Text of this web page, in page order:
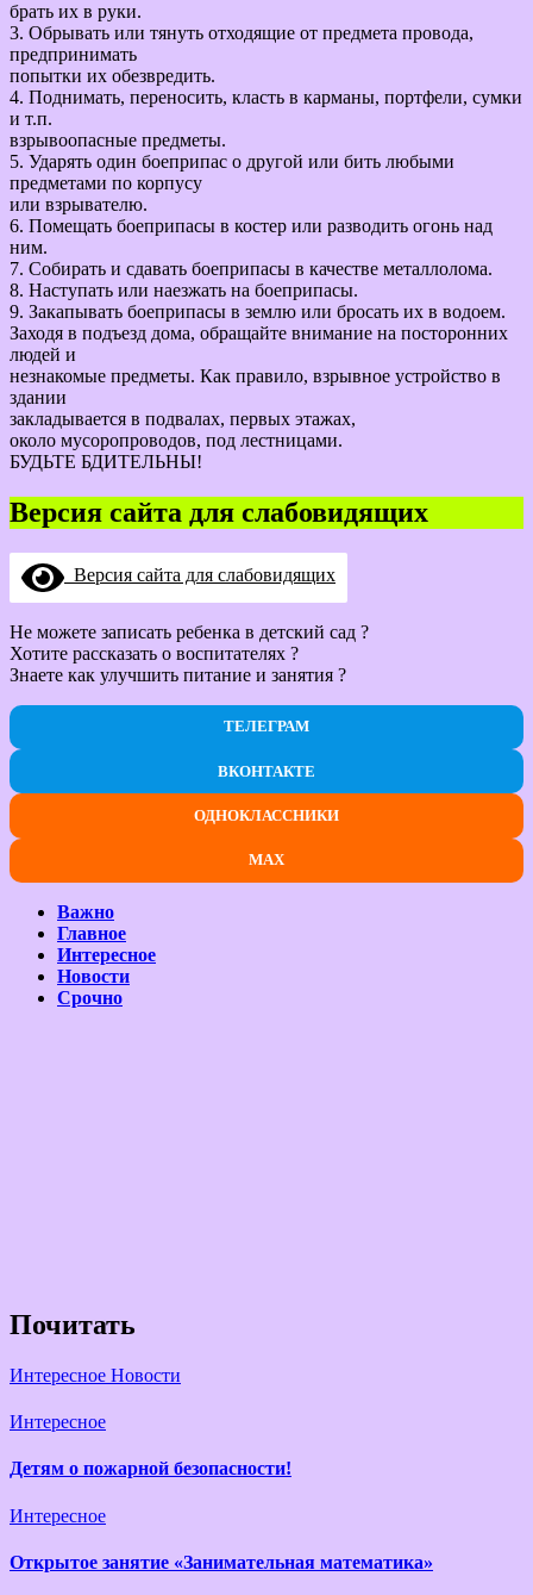
брать их в руки.
3. Обрывать или тянуть отходящие от предмета провода,
предпринимать
попытки их обезвредить.
4. Поднимать, переносить, класть в карманы, портфели, сумки
и т.п.
взрывоопасные предметы.
5. Ударять один боеприпас о другой или бить любыми
предметами по корпусу
или взрывателю.
6. Помещать боеприпасы в костер или разводить огонь над
ним.
7. Собирать и сдавать боеприпасы в качестве металлолома.
8. Наступать или наезжать на боеприпасы.
9. Закапывать боеприпасы в землю или бросать их в водоем.
Заходя в подъезд дома, обращайте внимание на посторонних
людей и
незнакомые предметы. Как правило, взрывное устройство в
здании
закладывается в подвалах, первых этажах,
около мусоропроводов, под лестницами.
БУДЬТЕ БДИТЕЛЬНЫ!
Версия сайта для слабовидящих
Версия сайта для слабовидящих
Не можете записать ребенка в детский сад ?
Хотите рассказать о воспитателях ?
Знаете как улучшить питание и занятия ?
ТЕЛЕГРАМ
ВКОНТАКТЕ
ОДНОКЛАССНИКИ
MAX
Важно
Главное
Интересное
Новости
Срочно
Почитать
Интересное Новости
Интересное
Детям о пожарной безопасности!
Интересное
Открытое занятие «Занимательная математика»